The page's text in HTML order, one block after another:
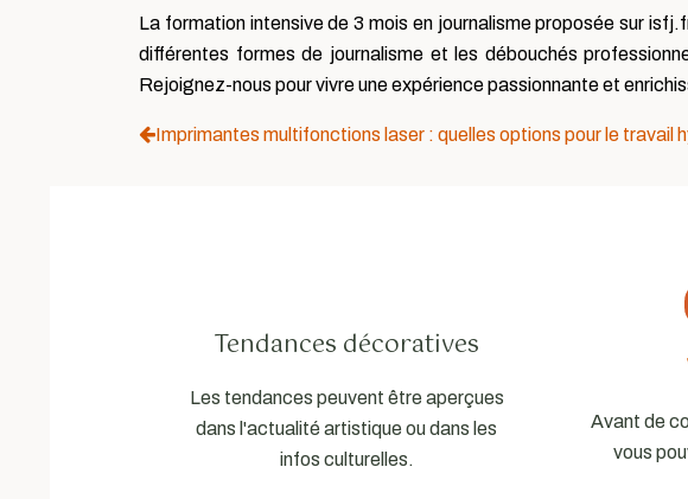
La formation intensive de 3 mois en journalisme proposée sur
différentes formes de journalisme et les débouchés
Rejoignez-nous pour vivre une expérience passionnante et
Imprimantes multifonctions laser : quelles options pour le travail
Tendances décoratives
Les tendances peuvent être aperçues
dans l'actualité artistique ou dans les
infos culturelles.
Avant de
vous